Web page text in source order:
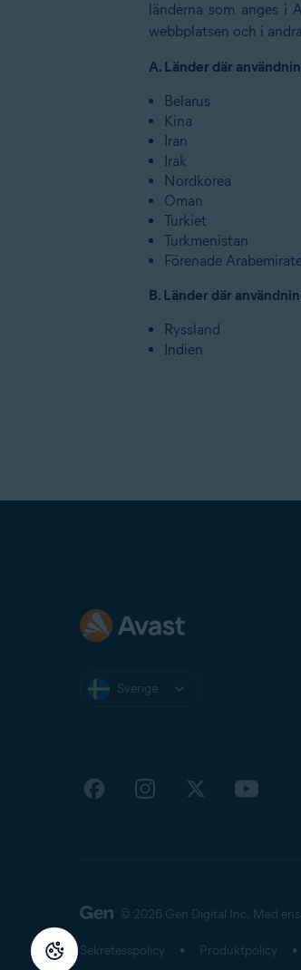
länderna som anges i
webbplatsen och i
A. Länder där
Belarus
Kina
Iran
Irak
Nordkorea
Oman
Turkiet
Turkmenistan
Förenade
B. Länder där
Ryssland
Indien
Sverige
© 2026 Gen Digital Inc. Med
Sekretesspolicy Produktpolicy